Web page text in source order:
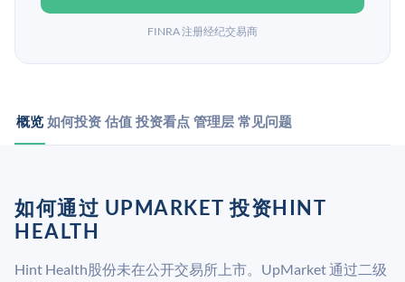
FINRA 注册经纪交易商
概览 如何投资 估值 投资看点 管理层 常见问题
如何通过 UPMARKET 投资HINT
HEALTH
Hint Health股份未在公开交易所上市。UpMarket 通过二级